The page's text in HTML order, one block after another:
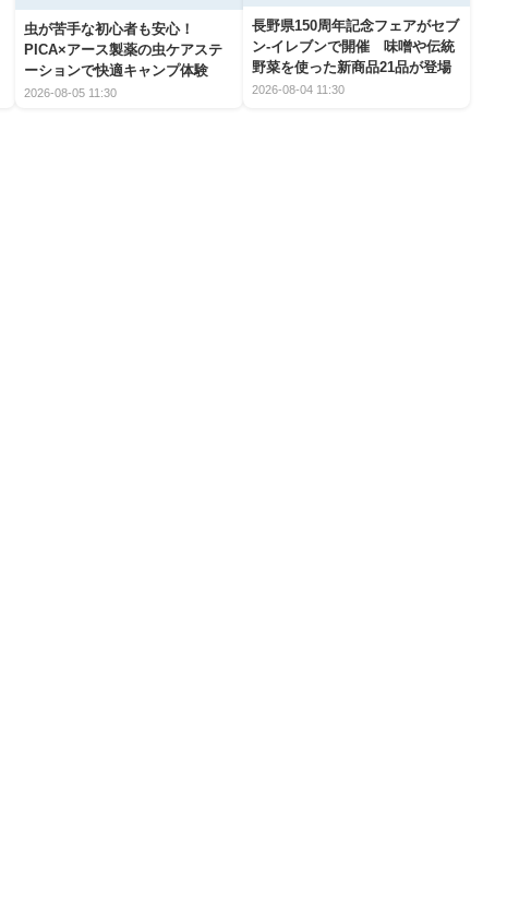
虫が苦手な初心者も安心！
PICA×アース製薬の虫ケアステ
ーションで快適キャンプ体験
2026-08-05 11:30
長野県150周年記念フェアがセブ
ン-イレブンで開催 味噌や伝統
野菜を使った新商品21品が登場
2026-08-04 11:30